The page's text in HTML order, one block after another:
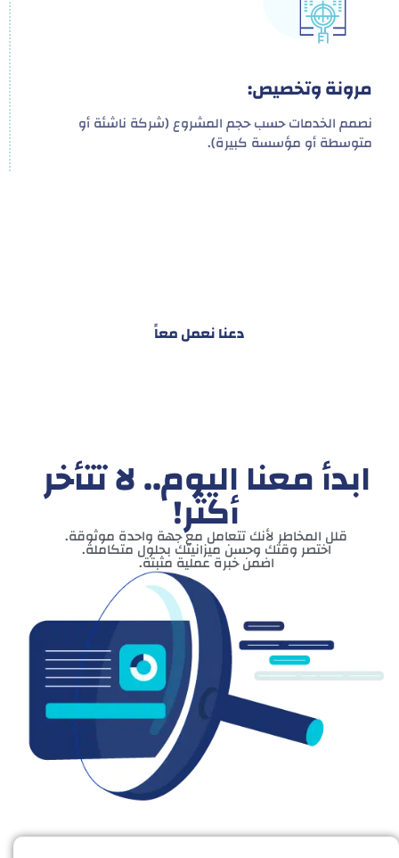
مرونة وتخصيص:
نصمم الخدمات حسب حجم المشروع (شركة ناشئة أو
متوسطة أو مؤسسة كبيرة).
دعنا نعمل معاً
ابدأ معنا اليوم.. لا تتأخر
أكثر!
قلل المخاطر لأنك تتعامل مع جهة واحدة موثوقة.
اختصر وقتك وحسن ميزانيتك بحلول متكاملة.
اضمن خبرة عملية مثبتة.